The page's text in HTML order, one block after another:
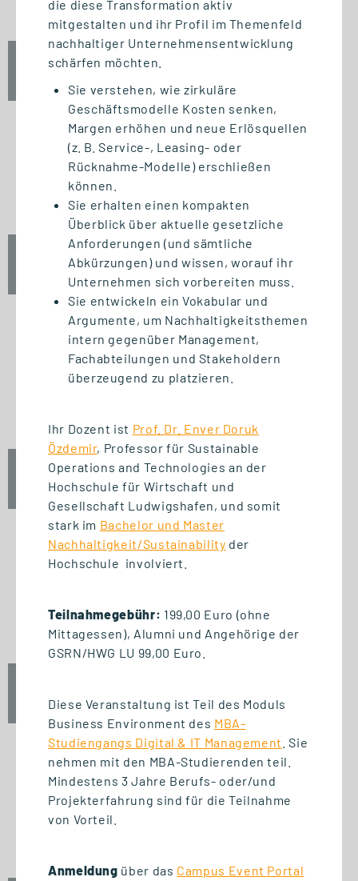
Fr., 25. September 2026
START STUDIENGANG
Unternehmensführung (MBA)
Fr., 25. September 2026
START STUDIENGANG
Business Innovation
Fr., 25. September 2026
09:00 Uhr
Management
10:00 Uhr
Ausbildung der Ausbilder
die diese Transformation aktiv
mitgestalten und ihr Profil im Themenfeld
nachhaltiger Unternehmensentwicklung
schärfen möchten.
Sie verstehen, wie zirkuläre
Geschäftsmodelle Kosten senken,
Margen erhöhen und neue Erlösquellen
(z. B. Service‑, Leasing‑ oder
Rücknahme‑Modelle) erschließen
können.
Sie erhalten einen kompakten
Überblick über aktuelle gesetzliche
Anforderungen (und sämtliche
Abkürzungen) und wissen, worauf ihr
Unternehmen sich vorbereiten muss.
Sie entwickeln ein Vokabular und
Argumente, um Nachhaltigkeitsthemen
intern gegenüber Management,
Fachabteilungen und Stakeholdern
überzeugend zu platzieren.
Ihr Dozent ist Prof. Dr. Enver Doruk
Özdemir, Professor für Sustainable
Operations and Technologies an der
Hochschule für Wirtschaft und
Gesellschaft Ludwigshafen, und somit
stark im Bachelor und Master
Nachhaltigkeit/Sustainability der
Hochschule involviert.
Teilnahmegebühr: 199,00 Euro (ohne
Mittagessen), Alumni und Angehörige der
GSRN/HWG LU 99,00 Euro.
Diese Veranstaltung ist Teil des Moduls
Business Environment des MBA-
Studiengangs Digital & IT Management . Sie
nehmen mit den MBA-Studierenden teil.
Mindestens 3 Jahre Berufs- oder/und
Projekterfahrung sind für die Teilnahme
von Vorteil.
Anmeldung über das Campus Event Portal